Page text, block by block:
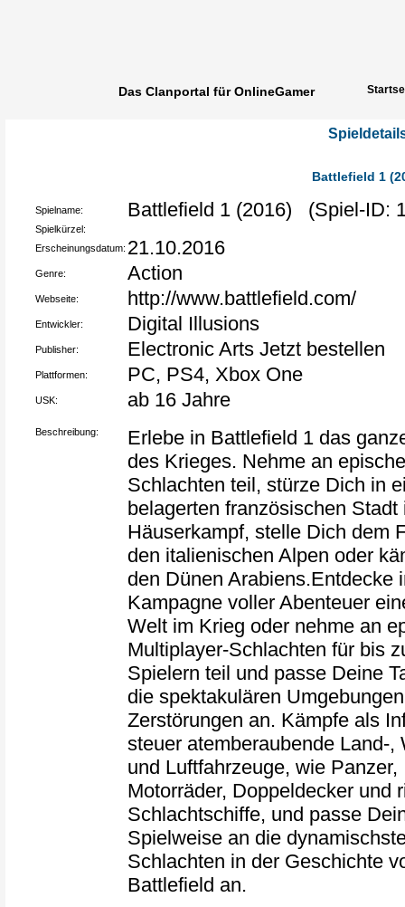
Das Clanportal für OnlineGamer
Battlefield 1
Spielname: Battlefield 1 (2016) (Spiel-ID:
Spielkürzel:
Erscheinungsdatum: 21.10.2016
Genre: Action
Webseite: http://www.battlefield.com/
Entwickler: Digital Illusions
Publisher: Electronic Arts Jetzt bestellen
Plattformen: PC, PS4, Xbox One
USK: ab 16 Jahre
Beschreibung:
Erlebe in Battlefield 1 das
des Krieges. Nehme an
Schlachten teil, stürze Dich in
belagerten französischen Stadt
Häuserkampf, stelle Dich dem
den italienischen Alpen oder
den Dünen Arabiens.Entdecke
Kampagne voller Abenteuer
Welt im Krieg oder nehme an
Multiplayer-Schlachten für bis
Spielern teil und passe Deine
die spektakulären
Zerstörungen an. Kämpfe als
steuer atemberaubende Land-,
und Luftfahrzeuge, wie Panzer,
Motorräder, Doppeldecker und
Schlachtschiffe, und passe
Spielweise an die
Schlachten in der Geschichte
Battlefield an.